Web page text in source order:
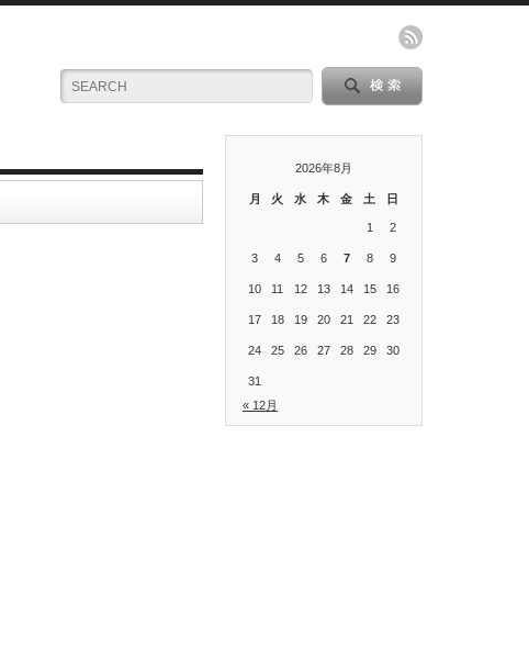
2026年8月
月 火 水 木 金 土 日
1 2
3 4 5 6 7 8 9
10 11 12 13 14 15 16
17 18 19 20 21 22 23
24 25 26 27 28 29 30
31
« 12月